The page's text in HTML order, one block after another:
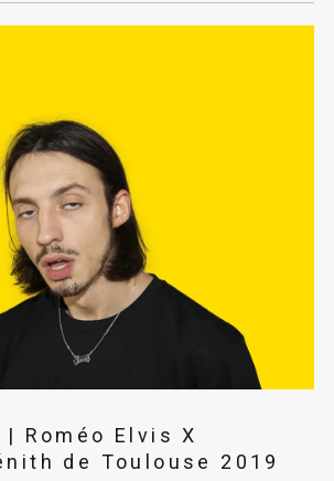
Roméo Elvis X
de Toulouse 2019